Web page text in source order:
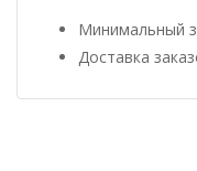
Минимальный
Доставка